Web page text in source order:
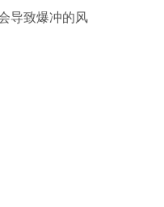
导致爆冲的风